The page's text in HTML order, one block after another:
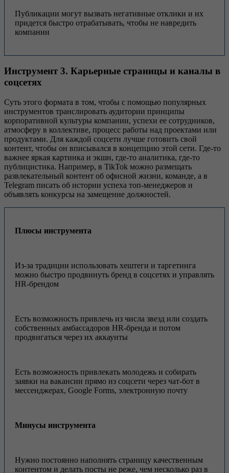
Публикации могут вызвать негативные отклики и их
придется быстро отрабатывать, чтобы не навредить
компании
Инструмент 3. Карьерные страницы и каналы в
соцсетях
Суть этого формата в том, чтобы с помощью популярных
инструментов транслировать аудитории принципы
корпоративной культуры компании, успехи ее сотрудников,
атмосферу в коллективе, процесс работы над проектами или
продуктами. Для каждой соцсети лучше готовить свой
контент, чтобы он вписывался в концепцию этой сети. Где-то
важнее яркая картинка и экшн, где-то аналитика, где-то
публицистика. Например, в TikTok можно размещать
развлекательный контент об офисной жизни, команде, а в
Telegram писать об истории успеха топ-менеджеров и
объявлять конкурсы на замещение должностей.
Плюсы инструмента
Из-за традиции использовать хештеги и таргетинга
можно быстро продвинуть бренд в соцсетях и управлять
HR-брендом
Есть возможность привлечь из числа звезд или создать
собственных амбассадоров HR-бренда и потом
продвигаться через их аккаунты
Есть возможность привлекать молодежь и собирать
заявки на вакансии прямо из соцсети через чат-бот в
мессенджерах, Google Forms, электронную почту
Минусы инструмента
Нужно постоянно наполнять страницу качественным
контентом и делать посты не реже, чем несколько раз в